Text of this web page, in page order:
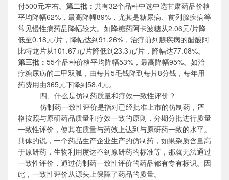
付500元左右。 第二批： 共有32个品种中选中选甘肃药品价格
平均降幅62%，最高降幅89%，尤其是糖尿病、前列腺疾病等
常见慢性病药品降幅较大。如降糖药阿卡波糖从2.06元/片降
低至0.18元/片，降幅达到91.26%，治疗前列腺疾病的醋酸阿
比特龙片从101.67元/片降低到23.3元/片，降幅达77.08%。
第三批： 55个品种价格平均降幅53%，最高降幅95%。如治
疗糖尿病的二甲双胍，由每片5毛钱降到每片8分钱，每年用
药费用由365元下降到58.4元。
四、什么是仿制药质量和疗效一致性评价？
仿制药一致性评价是指对已经批准上市的仿制药，严
格按照与原研药品质量和疗效一致的原则，分期分批进行质量
一致性评价，使其在质量与药效上达到与原研药一致的水平。
具体的说，一个药品生产企业生产的仿制药，如果杂质含量高
于原研药，生物利用度达不到原研药的标准等，那就无法通过
一致性评价，通过仿制药一致性评价的药品都有专有标识。因
此，一致性评价从源头上保障了药品的质量。